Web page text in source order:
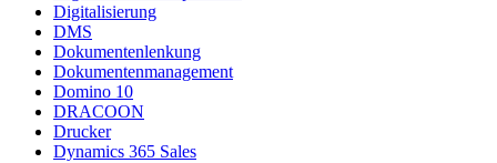
Digitalisierung
DMS
Dokumentenlenkung
Dokumentenmanagement
Domino 10
DRACOON
Drucker
Dynamics 365 Sales